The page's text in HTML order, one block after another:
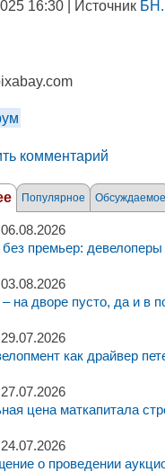
16:30 | Источник
комментарий
Популярное Обсуждаемое
06.08.2026
премьер: девелоперы
03.08.2026
на дворе пусто, да и в
29.07.2026
как драйвер
27.07.2026
цена маткапитала
24.07.2026
о проведении